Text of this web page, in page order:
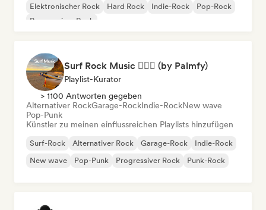
Elektronischer Rock
Hard Rock Indie-Rock
Pop-Rock
Progressiver Rock
Surf Rock Music 🏄🏻‍♂️ (by Palmfy)
Playlist-Kurator
> 1100 Antworten gegeben
Alternativer RockGarage-RockIndie-RockNew wave
Pop-Punk
Künstler zu meinen einflussreichen Playlists hinzufügen
Surf-Rock Alternativer Rock Garage-Rock
Indie-Rock
New wave
Pop-Punk Progressiver Rock Punk-Rock